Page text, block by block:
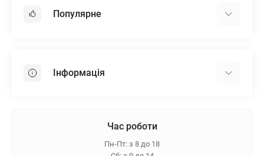
Популярне
Пінопласт
Інформація
Гарантія та повернення
Час роботи
Пн-Пт: з 8 до 18